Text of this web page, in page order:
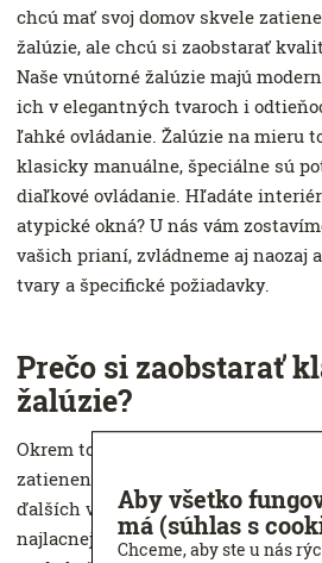
chcú mať svoj domov skvele
žalúzie, ale chcú si zaobstarať
Naše vnútorné žalúzie majú
ich v elegantných tvaroch i
ľahké ovládanie. Žalúzie na mieru
klasicky manuálne, špeciálne sú
diaľkové ovládanie. Hľadáte
atypické okná? U nás vám
vašich prianí, zvládneme aj naozaj
tvary a špecifické požiadavky.
Prečo si zaobstarať
žalúzie?
Okrem toho, že sú interiérové
zatienenie okien a jednoducho sa
ďalších výhod. Vnútorné žalúzie
najlacnejšie riešenie, ľahko sa
Aby všetko
má (súhlas s
Chceme, aby ste u nás